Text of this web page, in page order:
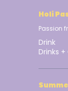
Holi
Passion
Drink
Drinks +